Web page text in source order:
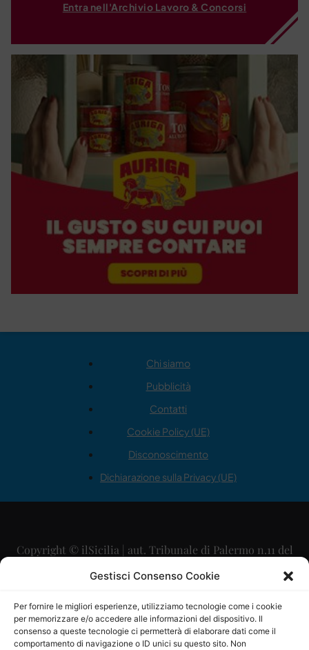
Gestisci Consenso Cookie
Per fornire le migliori esperienze, utilizziamo tecnologie come i cookie
per memorizzare e/o accedere alle informazioni del dispositivo. Il
consenso a queste tecnologie ci permetterà di elaborare dati come il
comportamento di navigazione o ID unici su questo sito. Non
Entra nell'Archivio Lavoro & Concorsi
Chi siamo
Pubblicità
Contatti
Cookie Policy (UE)
Disconoscimento
Dichiarazione sulla Privacy (UE)
Copyright © ilSicilia | aut. Tribunale di Palermo n.11 del
29/09/2015
Direttore Editoriale: Maurizio Scaglione